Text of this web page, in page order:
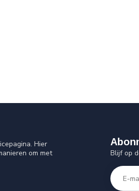
Hier
om met
Blijf op